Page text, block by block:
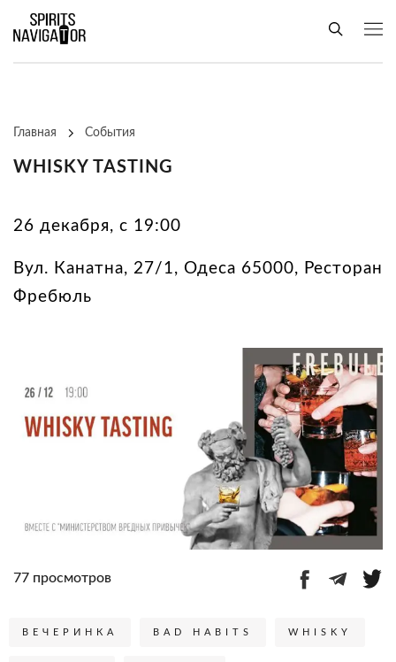
Главная События
WHISKY TASTING
26 декабря, с 19:00
Вул. Канатна, 27/1, Одеса 65000, Ресторан
Фребюль
77 просмотров
ВЕЧЕРИНКА BAD HABITS WHISKY